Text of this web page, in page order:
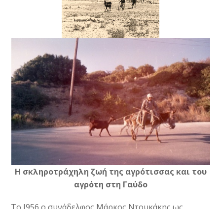
Η σκληροτράχηλη ζωή της αγρότισσας και του
αγρότη στη Γαύδο